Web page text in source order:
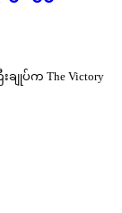
ျုပ်က The Victory